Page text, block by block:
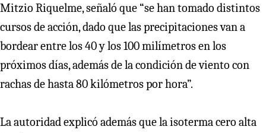
Mitzio Riquelme, señaló que “se han tomado distintos
cursos de acción, dado que las precipitaciones van a
bordear entre los 40 y los 100 milímetros en los
próximos días, además de la condición de viento con
rachas de hasta 80 kilómetros por hora”.
La autoridad explicó además que la isoterma cero alta